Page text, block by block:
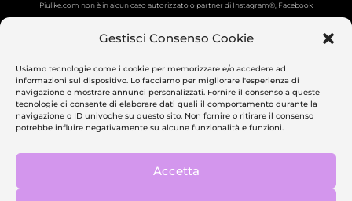
Gestisci Consenso Cookie
Usiamo tecnologie come i cookie per memorizzare e/o accedere ad
informazioni sul dispositivo. Lo facciamo per migliorare l'esperienza di
navigazione e mostrare annunci personalizzati. Fornire il consenso a queste
tecnologie ci consente di elaborare dati quali il comportamento durante la
navigazione o ID univoche su questo sito. Non fornire o ritirare il consenso
potrebbe influire negativamente su alcune funzionalità e funzioni.
Accetta
Piulike.com non è in alcun caso autorizzato o partner di Instagram®, Facebook
Tutti i relativi loghi sono marchi registrati dei proprietari.
PAGAMENTI SICURI
Contattaci